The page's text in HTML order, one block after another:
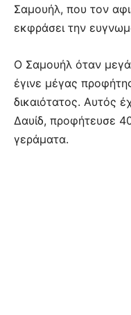
Σαμουήλ, που τον
εκφράσει την
Ο Σαμουήλ όταν
έγινε μέγας
δικαιότατος. Αυτός
Δαυίδ, προφήτευσε
γεράματα.